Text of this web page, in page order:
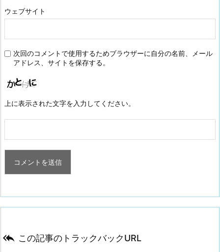
ウェブサイト
次回のコメントで使用するためブラウザーに自分の名前、メール
アドレス、サイトを保存する。
上に表示された文字を入力してください。
 この記事のトラックバックURL